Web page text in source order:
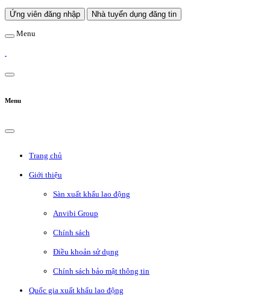
Ứng viên đăng nhập Nhà tuyển dụng đăng tin
Menu
Menu
Trang chủ
Giới thiệu
Sàn xuất khẩu lao động
Anvibi Group
Chính sách
Điều khoản sử dụng
Chính sách bảo mật thông tin
Quốc gia xuất khẩu lao động